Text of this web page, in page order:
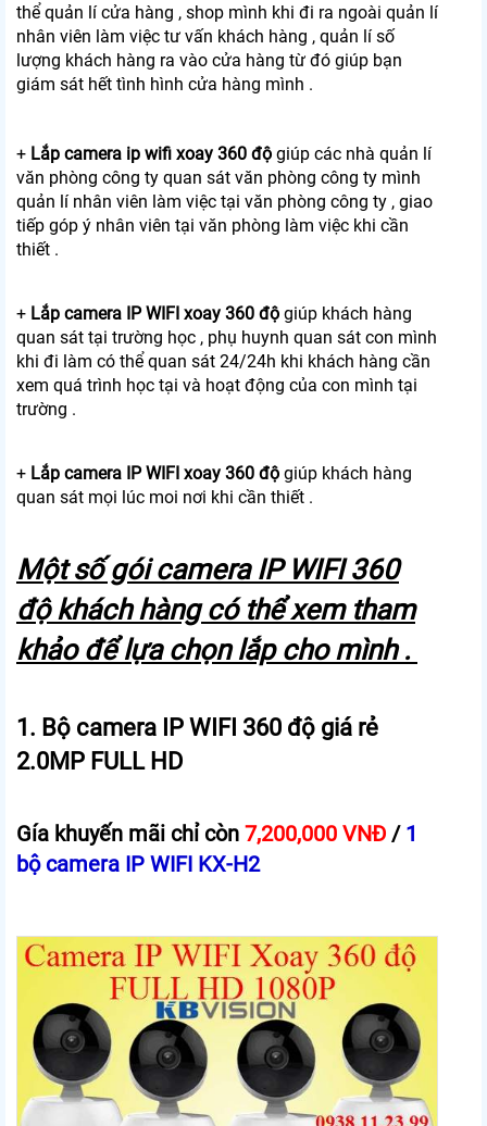
thể quản lí cửa hàng , shop mình khi đi ra ngoài quản lí
nhân viên làm việc tư vấn khách hàng , quản lí số
lượng khách hàng ra vào cửa hàng từ đó giúp bạn
giám sát hết tình hình cửa hàng mình .
+ Lắp camera ip wifi xoay 360 độ giúp các nhà quản lí
văn phòng công ty quan sát văn phòng công ty mình
quản lí nhân viên làm việc tại văn phòng công ty , giao
tiếp góp ý nhân viên tại văn phòng làm việc khi cần
thiết .
+ Lắp camera IP WIFI xoay 360 độ giúp khách hàng
quan sát tại trường học , phụ huynh quan sát con mình
khi đi làm có thể quan sát 24/24h khi khách hàng cần
xem quá trình học tại và hoạt động của con mình tại
trường .
+ Lắp camera IP WIFI xoay 360 độ giúp khách hàng
quan sát mọi lúc moi nơi khi cần thiết .
Một số gói camera IP WIFI 360
độ khách hàng có thể xem tham
khảo để lựa chọn lắp cho mình .
1. Bộ camera IP WIFI 360 độ giá rẻ
2.0MP FULL HD
Gía khuyến mãi chỉ còn 7,200,000 VNĐ / 1
bộ camera IP WIFI KX-H2